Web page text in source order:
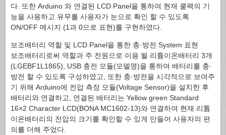
다. 또한 Arduino 와 연결된 LCD Panel을 통하여 현재 쿨팩의 기
능을 사용하고 유무를 사용자가 눈으로 확인 할 수 있도록
ON/OFF 메시지 (1과 0으로 표현)를 구현하였다.
보조배터리 역할 및 LCD Panel을 통한 충·방전 System 표현
보조배터리로써 역할과 주 전원으로 이용 될 리튬이온배터리 3개
(LGEBF1L1865), USB 충전 모듈(모델명)을 통하여 배터리를 충·
방전 할 수 있도록 구성하였고, 또한 충·방전을 시각적으로 보여주
기 위해 Arduino에 전압 측정 모듈(Voltage Sensor)을 설치한 후
배터리와 연결하고, 연결된 배터리는 Yellow green Standard
16×2 Character LCD(BONA MC1602-13)와 연결하여 현재 리튬
이온배터리의 전압의 크기를 확인할 수 있게 만들어 사용자의 편
의를 더해 주었다.